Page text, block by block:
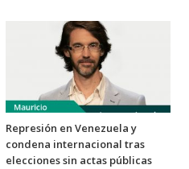
Represión en Venezuela y
condena internacional tras
elecciones sin actas públicas